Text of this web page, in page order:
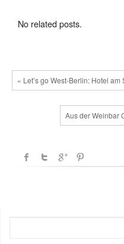
No related posts.
« Let’s go West-Berlin: Hotel am
Aus der Weinbar